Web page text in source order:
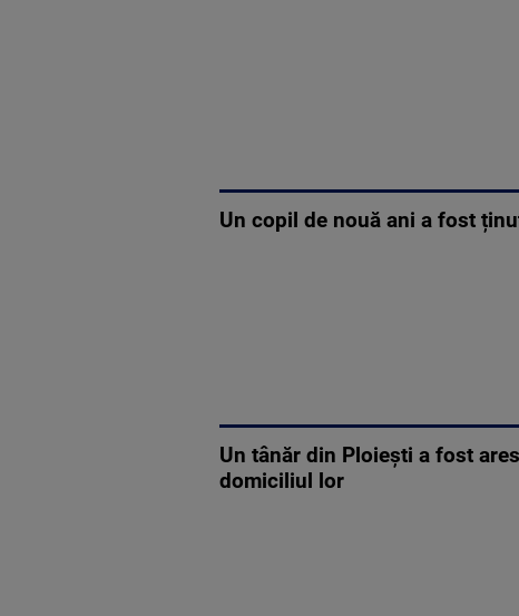
Un copil de nouă ani a fost
Un tânăr din Ploiești a fost
domiciliul lor